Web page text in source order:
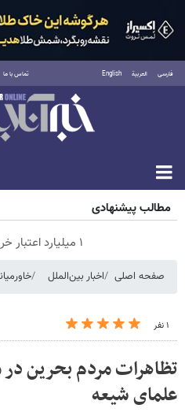
فارسی العربية English تماس با ما
شنبه ۱۷ مرداد ۱۴۰۵
مطالب پیشنهادی
۱ میلیارد اعتبار خرید طلا | بدون ضامن و چک
صفحه اصلی اخبار بین‌الملل
۱ نفر
تظاهرات مردم بحرین
علمای شیعه